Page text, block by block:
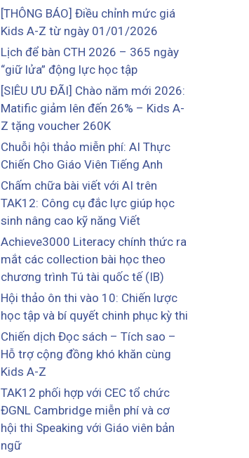
[THÔNG BÁO] Điều chỉnh mức giá
Kids A-Z từ ngày 01/01/2026
Lịch để bàn CTH 2026 – 365 ngày
“giữ lửa” động lực học tập
[SIÊU ƯU ĐÃI] Chào năm mới 2026:
Matific giảm lên đến 26% – Kids A-
Z tặng voucher 260K
Chuỗi hội thảo miễn phí: AI Thực
Chiến Cho Giáo Viên Tiếng Anh
Chấm chữa bài viết với AI trên
TAK12: Công cụ đắc lực giúp học
sinh nâng cao kỹ năng Viết
Achieve3000 Literacy chính thức ra
mắt các collection bài học theo
chương trình Tú tài quốc tế (IB)
Hội thảo ôn thi vào 10: Chiến lược
học tập và bí quyết chinh phục kỳ thi
Chiến dịch Đọc sách – Tích sao –
Hỗ trợ cộng đồng khó khăn cùng
Kids A-Z
TAK12 phối hợp với CEC tổ chức
ĐGNL Cambridge miễn phí và cơ
hội thi Speaking với Giáo viên bản
ngữ